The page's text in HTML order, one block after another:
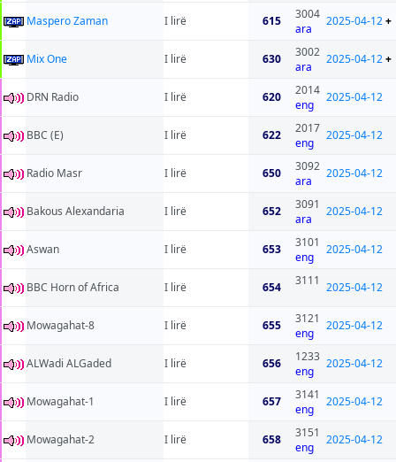
Maspero Zaman I lirë 615
3004
ara
2025-04-12+
Mix One I lirë 630
3002
ara
2025-04-12+
DRN Radio I lirë 620
2014
eng
2025-04-12
BBC (E) I lirë 622
2017
eng
2025-04-12
Radio Masr I lirë 650
3092
ara
2025-04-12
Bakous Alexandaria I lirë 652
3091
ara
2025-04-12
Aswan I lirë 653
3101
eng
2025-04-12
BBC Horn of Africa I lirë 654 3111 2025-04-12
Mowagahat-8 I lirë 655
3121
eng
2025-04-12
ALWadi ALGaded I lirë 656
1233
eng
2025-04-12
Mowagahat-1 I lirë 657
3141
eng
2025-04-12
Mowagahat-2 I lirë 658
3151
eng
2025-04-12